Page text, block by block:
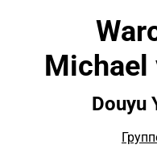
Michael
Douyu